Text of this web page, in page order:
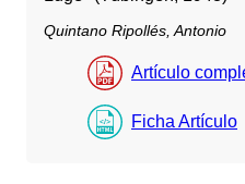
Quintano Ripollés, Antonio
Artículo
Ficha Artículo